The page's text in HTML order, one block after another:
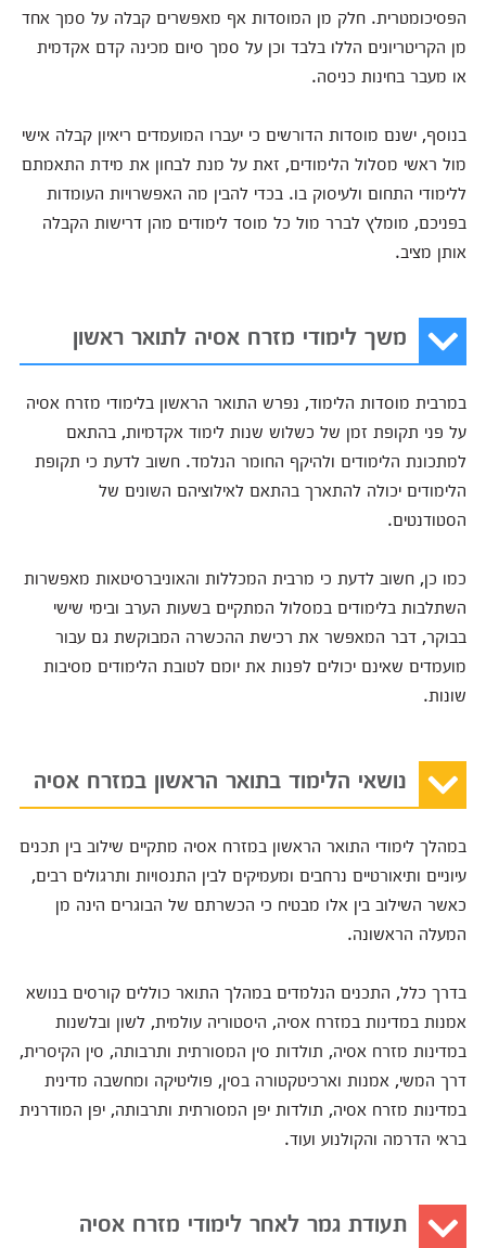
הפסיכומטרית. חלק מן המוסדות אף מאפשרים קבלה על סמך אחד
מן הקריטריונים הללו בלבד וכן על סמך סיום מכינה קדם אקדמית
או מעבר בחינות כניסה.
בנוסף, ישנם מוסדות הדורשים כי יעברו המועמדים ריאיון קבלה אישי
מול ראשי מסלול הלימודים, זאת על מנת לבחון את מידת התאמתם
ללימודי התחום ולעיסוק בו. בכדי להבין מה האפשרויות העומדות
בפניכם, מומלץ לברר מול כל מוסד לימודים מהן דרישות הקבלה
אותן מציב.
משך לימודי מזרח אסיה לתואר ראשון
במרבית מוסדות הלימוד, נפרש התואר הראשון בלימודי מזרח אסיה
על פני תקופת זמן של כשלוש שנות לימוד אקדמיות, בהתאם
למתכונת הלימודים ולהיקף החומר הנלמד. חשוב לדעת כי תקופת
הלימודים יכולה להתארך בהתאם לאילוציהם השונים של
הסטודנטים.
כמו כן, חשוב לדעת כי מרבית המכללות והאוניברסיטאות מאפשרות
השתלבות בלימודים במסלול המתקיים בשעות הערב ובימי שישי
בבוקר, דבר המאפשר את רכישת ההכשרה המבוקשת גם עבור
מועמדים שאינם יכולים לפנות את יומם לטובת הלימודים מסיבות
שונות.
נושאי הלימוד בתואר הראשון במזרח אסיה
במהלך לימודי התואר הראשון במזרח אסיה מתקיים שילוב בין תכנים
עיוניים ותיאורטיים נרחבים ומעמיקים לבין התנסויות ותרגולים רבים,
כאשר השילוב בין אלו מבטיח כי הכשרתם של הבוגרים הינה מן
המעלה הראשונה.
בדרך כלל, התכנים הנלמדים במהלך התואר כוללים קורסים בנושא
אמנות במדינות במזרח אסיה, היסטוריה עולמית, לשון ובלשנות
במדינות מזרח אסיה, תולדות סין המסורתית ותרבותה, סין הקיסרית,
דרך המשי, אמנות וארכיטקטורה בסין, פוליטיקה ומחשבה מדינית
במדינות מזרח אסיה, תולדות יפן המסורתית ותרבותה, יפן המודרנית
בראי הדרמה והקולנוע ועוד.
תעודת גמר לאחר לימודי מזרח אסיה